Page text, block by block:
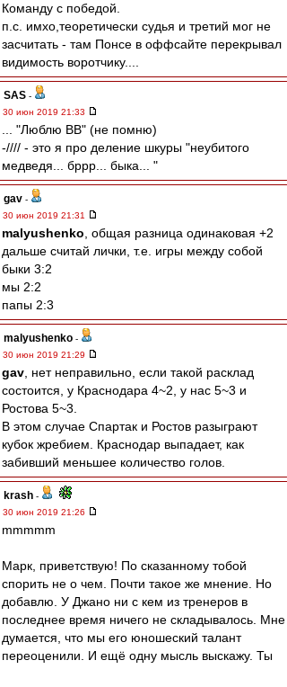
Команду с победой.
п.с. имхо,теоретически судья и третий мог не
засчитать - там Понсе в оффсайте перекрывал
видимость воротчику....
SAS -
30 июн 2019 21:33
... "Люблю ВВ" (не помню)
-//// - это я про деление шкуры "неубитого
медведя... бррр... быка... "
gav -
30 июн 2019 21:31
malyushenko , общая разница одинаковая +2
дальше считай лички, т.е. игры между собой
быки 3:2
мы 2:2
папы 2:3
malyushenko -
30 июн 2019 21:29
gav , нет неправильно, если такой расклад
состоится, у Краснодара 4~2, у нас 5~3 и
Ростова 5~3.
В этом случае Спартак и Ростов разыграют
кубок жребием. Краснодар выпадает, как
забивший меньшее количество голов.
krash -
30 июн 2019 21:26
mmmmm
Марк, приветствую! По сказанному тобой
спорить не о чем. Почти такое же мнение. Но
добавлю. У Джано ни с кем из тренеров в
последнее время ничего не складывалось. Мне
думается, что мы его юношеский талант
переоценили. И ещё одну мысль выскажу. Ты